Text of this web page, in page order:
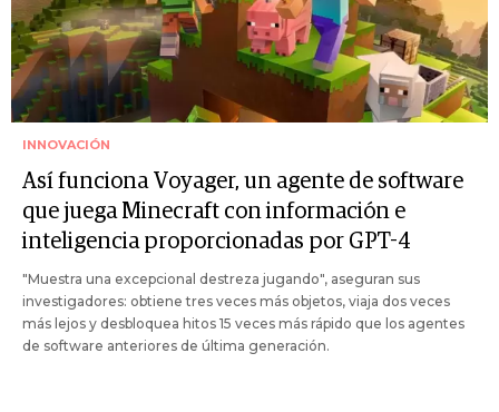
INNOVACIÓN
Así funciona Voyager, un agente de software
que juega Minecraft con información e
inteligencia proporcionadas por GPT-4
"Muestra una excepcional destreza jugando", aseguran sus
investigadores: obtiene tres veces más objetos, viaja dos veces
más lejos y desbloquea hitos 15 veces más rápido que los agentes
de software anteriores de última generación.